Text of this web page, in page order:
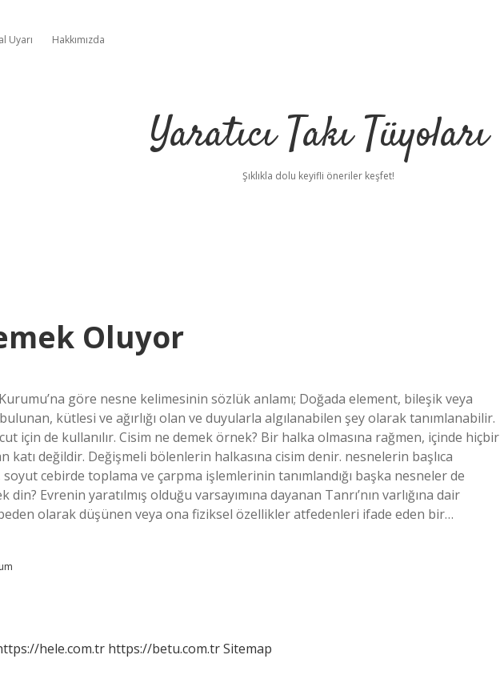
Uyarı Hakkımızda
Yaratıcı Takı Tüyoları
Şıklıkla dolu keyifli öneriler keşfet!
Oluyor
göre nesne kelimesinin sözlük anlamı; Doğada element, bileşik veya
kütlesi ve ağırlığı olan ve duyularla algılanabilen şey olarak tanımlanabilir.
için de kullanılır. Cisim ne demek örnek? Bir halka olmasına rağmen, içinde hiçbir
katı değildir. Değişmeli bölenlerin halkasına cisim denir. nesnelerin başlıca
cebirde toplama ve çarpma işlemlerinin tanımlandığı başka nesneler de
Evrenin yaratılmış olduğu varsayımına dayanan Tanrı’nın varlığına dair
olarak düşünen veya ona fiziksel özellikler atfedenleri ifade eden bir…
hele.com.tr https://betu.com.trSitemap